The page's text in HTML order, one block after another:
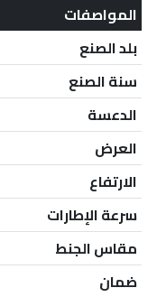
المواصفات
بلد الصنع
سنة الصنع
الدعسة
العرض
الارتفاع
سرعة الإطارات
مقاس الجنط
ضمان